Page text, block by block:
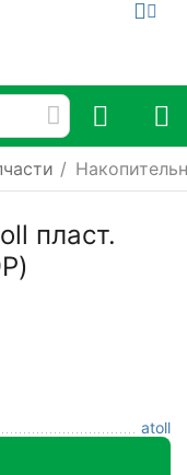
/
пласт.
atoll